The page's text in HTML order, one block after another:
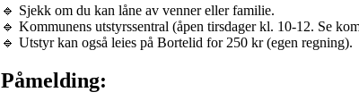
🔹 Sjekk om du kan låne av venner eller familie.
🔹 Kommunens utstyrssentral (åpen tirsdager kl. 10-12. Se
🔹 Utstyr kan også leies på Bortelid for 250 kr (egen regning).
Påmelding: